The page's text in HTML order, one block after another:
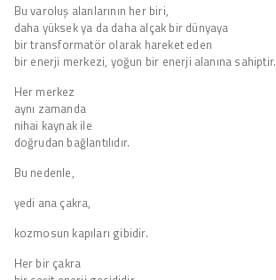
Bu varoluş alanlarının her biri,
daha yüksek ya da daha alçak bir dünyaya
bir transformatör olarak hareket eden
bir enerji merkezi, yoğun bir enerji alanına sahiptir.
Her merkez
aynı zamanda
nihai kaynak ile
doğrudan bağlantılıdır.
Bu nedenle,
yedi ana çakra,
kozmosun kapıları gibidir.
Her bir çakra